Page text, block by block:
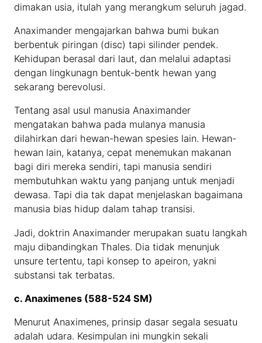
dimakan usia, itulah yang merangkum seluruh jagad.
Anaximander mengajarkan bahwa bumi bukan
berbentuk piringan (disc) tapi silinder pendek.
Kehidupan berasal dari laut, dan melalui adaptasi
dengan lingkunagn bentuk-bentk hewan yang
sekarang berevolusi.
Tentang asal usul manusia Anaximander
mengatakan bahwa pada mulanya manusia
dilahirkan dari hewan-hewan spesies lain. Hewan-
hewan lain, katanya, cepat menemukan makanan
bagi diri mereka sendiri, tapi manusia sendiri
membutuhkan waktu yang panjang untuk menjadi
dewasa. Tapi dia tak dapat menjelaskan bagaimana
manusia bias hidup dalam tahap transisi.
Jadi, doktrin Anaximander merupakan suatu langkah
maju dibandingkan Thales. Dia tidak menunjuk
unsure tertentu, tapi konsep to apeiron, yakni
substansi tak terbatas.
c. Anaximenes (588-524 SM)
Menurut Anaximenes, prinsip dasar segala sesuatu
adalah udara. Kesimpulan ini mungkin sekali